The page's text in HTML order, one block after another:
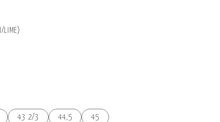
LIME)
43 2/3 44,5
45